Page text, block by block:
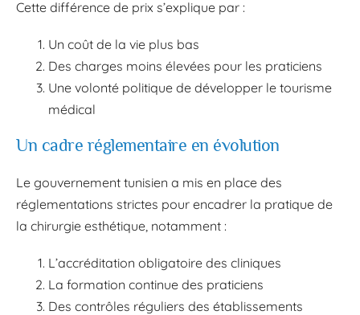
Cette différence de prix s’explique par :
Un coût de la vie plus bas
Des charges moins élevées pour les praticiens
Une volonté politique de développer le tourisme
médical
Un cadre réglementaire en évolution
Le gouvernement tunisien a mis en place des
réglementations strictes pour encadrer la pratique de
la chirurgie esthétique, notamment :
L’accréditation obligatoire des cliniques
La formation continue des praticiens
Des contrôles réguliers des établissements